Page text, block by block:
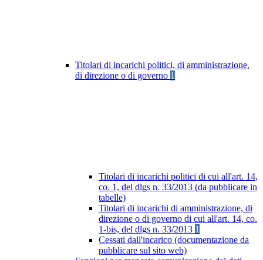
Titolari di incarichi politici, di amministrazione,
di direzione o di governo 1
Titolari di incarichi politici di cui all'art. 14,
co. 1, del dlgs n. 33/2013 (da pubblicare in
tabelle)
Titolari di incarichi di amministrazione, di
direzione o di governo di cui all'art. 14, co.
1-bis, del dlgs n. 33/2013 1
Cessati dall'incarico (documentazione da
pubblicare sul sito web)